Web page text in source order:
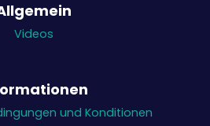
Videos
und Konditionen